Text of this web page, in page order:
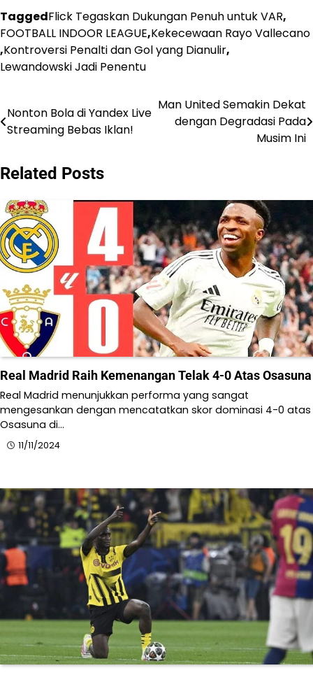
TaggedFlick Tegaskan Dukungan Penuh untuk VAR,
FOOTBALL INDOOR LEAGUE,Kekecewaan Rayo Vallecano
,Kontroversi Penalti dan Gol yang Dianulir,
Lewandowski Jadi Penentu
Post
navigation
Nonton Bola di Yandex Live
Streaming Bebas Iklan!
Man United Semakin Dekat
dengan Degradasi Pada
Musim Ini
Related Posts
Real Madrid Raih Kemenangan Telak 4-0 Atas Osasuna
Real Madrid menunjukkan performa yang sangat
mengesankan dengan mencatatkan skor dominasi 4-0 atas
Osasuna di…
11/11/2024